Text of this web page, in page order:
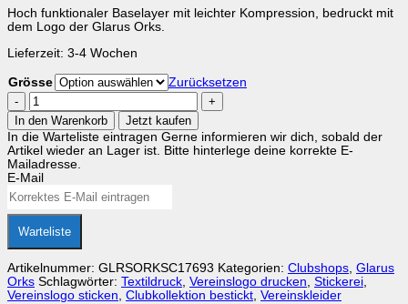
Hoch funktionaler Baselayer mit leichter Kompression, bedruckt mit
dem Logo der Glarus Orks.
Lieferzeit: 3-4 Wochen
Grösse
Zurücksetzen
Orks
Team
LS
Baselayer
Menge
In den Warenkorb
Jetzt kaufen
In die Warteliste eintragen Gerne informieren wir dich, sobald der
Artikel wieder an Lager ist. Bitte hinterlege deine korrekte E-
Mailadresse.
E-Mail
Warteliste
Artikelnummer: GLRSORKSC17693 Kategorien: Clubshops, Glarus
Orks Schlagwörter: Textildruck, Vereinslogo drucken, Stickerei,
Vereinslogo sticken, Clubkollektion bestickt, Vereinskleider